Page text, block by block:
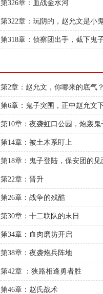
第326章：血战金水河
第322章：玩阴的，赵允文是小
第318章：侦察团出手，截下鬼
第2章：赵允文，你哪来的底气？
第6章：鬼子突围，正中赵允文
第10章：夜袭虹口公园，炮轰鬼
第14章：被土木系盯上
第18章：鬼子登陆，保安团的见
第22章：晋升
第26章：战争的残酷
第30章：十二联队的末日
第34章：血肉磨坊开启
第38章：夜袭炮兵阵地
第42章 ：狭路相逢勇者胜
第46章：赵氏战术